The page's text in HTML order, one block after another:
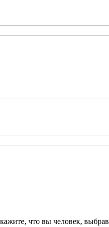
что вы человек, выбрав